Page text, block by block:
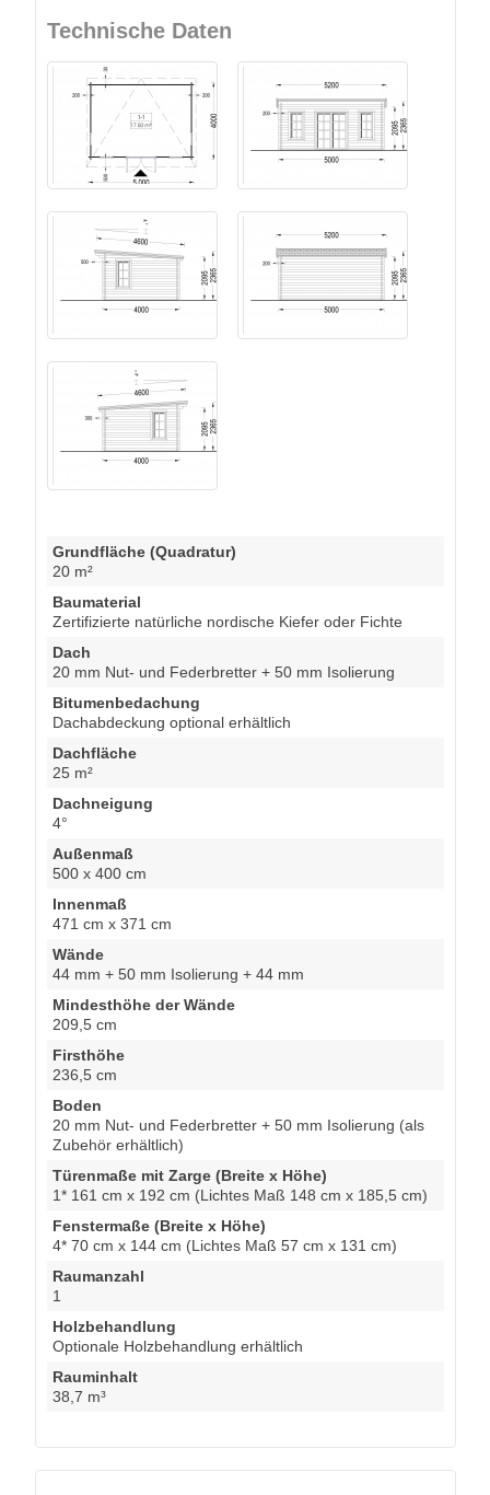
Technische Daten
Grundfläche (Quadratur)
20 m²
Baumaterial
Zertifizierte natürliche nordische Kiefer oder Fichte
Dach
20 mm Nut- und Federbretter + 50 mm Isolierung
Bitumenbedachung
Dachabdeckung optional erhältlich
Dachfläche
25 m²
Dachneigung
4°
Außenmaß
500 x 400 cm
Innenmaß
471 cm x 371 cm
Wände
44 mm + 50 mm Isolierung + 44 mm
Mindesthöhe der Wände
209,5 cm
Firsthöhe
236,5 cm
Boden
20 mm Nut- und Federbretter + 50 mm Isolierung (als
Zubehör erhältlich)
Türenmaße mit Zarge (Breite x Höhe)
1* 161 cm x 192 cm (Lichtes Maß 148 cm x 185,5 cm)
Fenstermaße (Breite x Höhe)
4* 70 cm x 144 cm (Lichtes Maß 57 cm x 131 cm)
Raumanzahl
1
Holzbehandlung
Optionale Holzbehandlung erhältlich
Rauminhalt
38,7 m³